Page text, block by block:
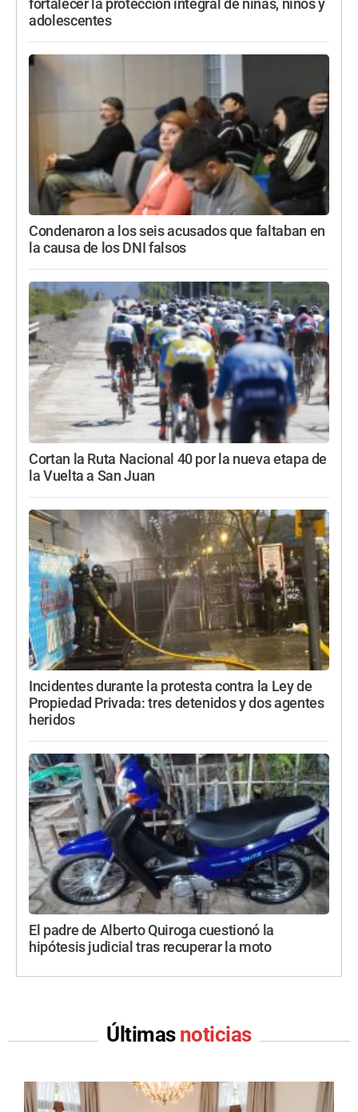
fortalecer la protección integral de niñas, niños y
adolescentes
Condenaron a los seis acusados que faltaban en
la causa de los DNI falsos
Cortan la Ruta Nacional 40 por la nueva etapa de
la Vuelta a San Juan
Incidentes durante la protesta contra la Ley de
Propiedad Privada: tres detenidos y dos agentes
heridos
El padre de Alberto Quiroga cuestionó la
hipótesis judicial tras recuperar la moto
Últimas noticias